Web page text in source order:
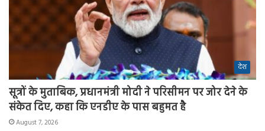
देश
सूत्रों के मुताबिक, प्रधानमंत्री मोदी ने परिसीमन पर जोर देने के
संकेत दिए, कहा कि एनडीए के पास बहुमत है
August 7, 2026